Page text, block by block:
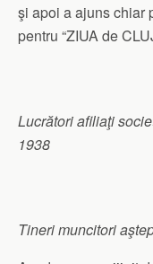
şi apoi a ajuns chiar
pentru “ZIUA de
Lucrători afiliaţi
1938
Tineri muncitori